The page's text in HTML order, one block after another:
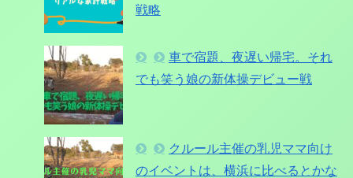
戦略
車で宿題、夜遅い帰宅。それ
でも笑う娘の新体操デビュー戦
クルール主催の乳児ママ向け
のイベントは、横浜に比べるとかな